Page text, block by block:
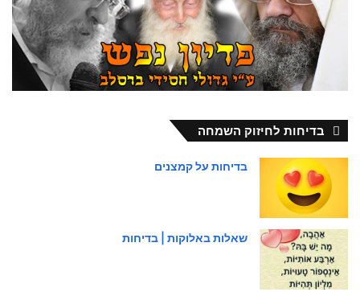
בדיחות לחיזוק השמחה
בדיחות על קמצנים
שאלות באלוקות | בדיחות